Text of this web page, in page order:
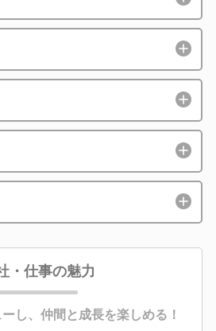
・仕事の魅力
し、仲間と成長を楽しめる！